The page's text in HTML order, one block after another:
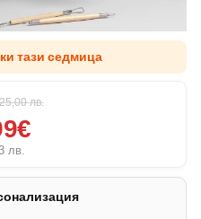
тази седмица
25,00лв.
лв.